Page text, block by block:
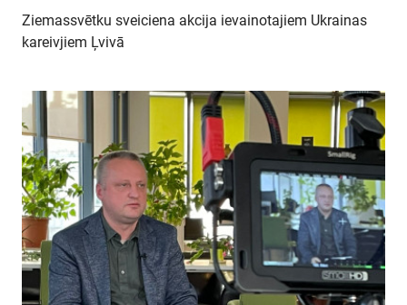
Ziemassvētku sveiciena akcija ievainotajiem Ukrainas
kareivjiem Ļvivā